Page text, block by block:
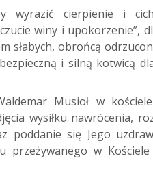
wyrazić cierpienie i
winy i upokorzenie”,
słabych, obrońcą
i silną kotwicą
Musioł w
wysiłku nawrócenia,
się Jego
w